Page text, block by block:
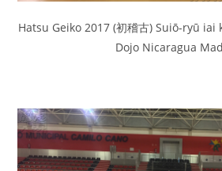
Hatsu Geiko 2017 (初稽古) Suiō-ryū iai
Dojo Nicaragua